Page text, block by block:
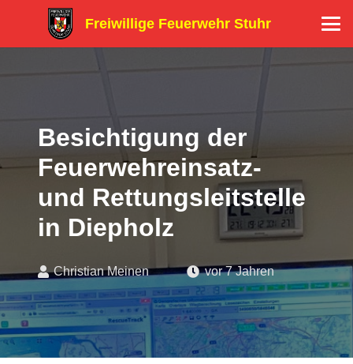
Freiwillige Feuerwehr Stuhr
Besichtigung der
Feuerwehreinsatz-
und Rettungsleitstelle
in Diepholz
Christian Meinen vor 7 Jahren